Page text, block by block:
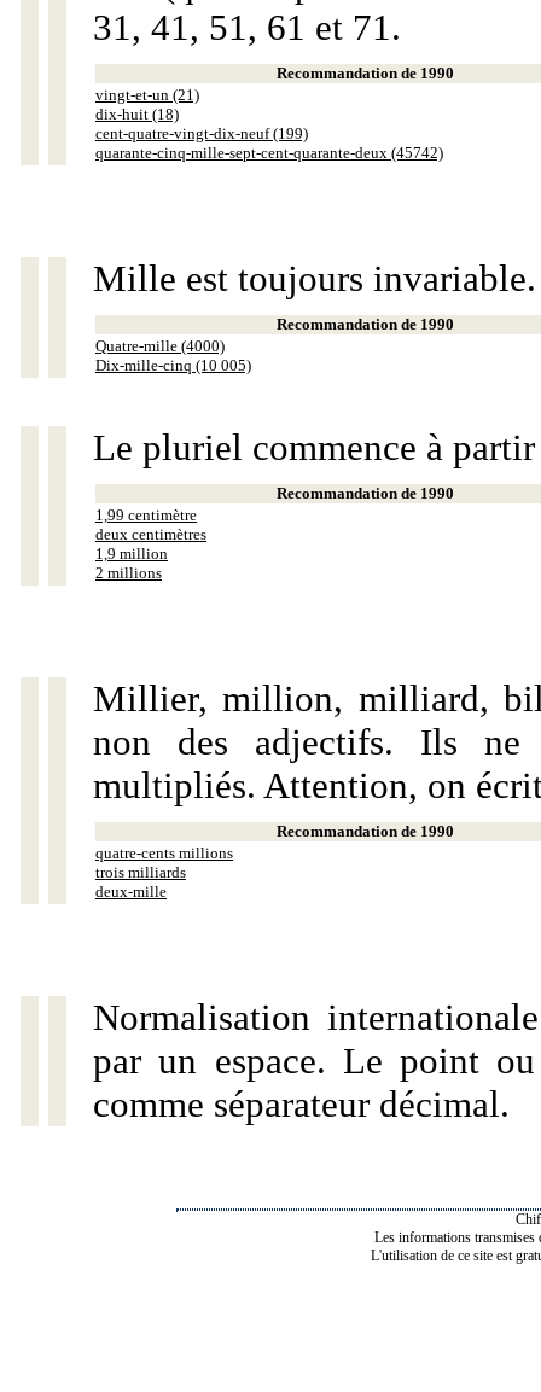
31, 41, 51, 61 et 71.
Recommandation de 1990
vingt-et-un (21)
dix-huit (18)
cent-quatre-vingt-dix-neuf (199)
quarante-cinq-mille-sept-cent-quarante-deux (45742)
Mille est toujours invariable.
Recommandation de 1990
Quatre-mille (4000)
Dix-mille-cinq (10 005)
Le pluriel commence à
Recommandation de 1990
1,99 centimètre
deux centimètres
1,9 million
2 millions
Millier, million, milliard,
non des adjectifs. Ils ne
multipliés. Attention, on
Recommandation de 1990
quatre-cents millions
trois milliards
deux-mille
Normalisation
par un espace. Le point
comme séparateur décimal.
Les informations transmises
L'utilisation de ce site est